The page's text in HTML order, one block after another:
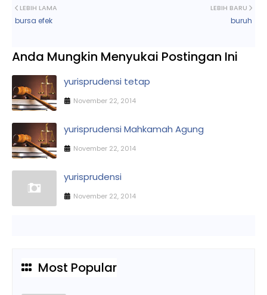
LEBIH BARU
buruh
LEBIH LAMA
bursa efek
Anda Mungkin Menyukai Postingan Ini
yurisprudensi tetap
November 22, 2014
yurisprudensi Mahkamah Agung
November 22, 2014
yurisprudensi
November 22, 2014
Most Popular